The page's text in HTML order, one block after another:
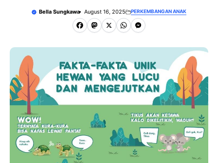
Bella Sungkawa August 16, 2025 PERKEMBANGAN ANAK
F
a
c
e
b
o
k
M
a
s
t
o
d
o
n
X W
h
a
t
s
A
p
p
M
e
s
s
e
n
g
e
r